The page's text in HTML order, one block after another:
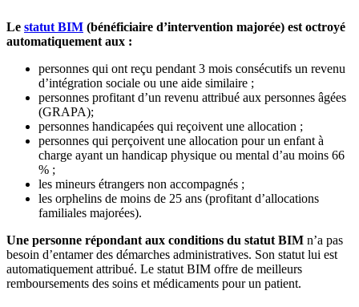
Le statut BIM (bénéficiaire d’intervention majorée) est octroyé
automatiquement aux :
personnes qui ont reçu pendant 3 mois consécutifs un revenu
d’intégration sociale ou une aide similaire ;
personnes profitant d’un revenu attribué aux personnes âgées
(GRAPA);
personnes handicapées qui reçoivent une allocation ;
personnes qui perçoivent une allocation pour un enfant à
charge ayant un handicap physique ou mental d’au moins 66
% ;
les mineurs étrangers non accompagnés ;
les orphelins de moins de 25 ans (profitant d’allocations
familiales majorées).
Une personne répondant aux conditions du statut BIM n’a pas
besoin d’entamer des démarches administratives. Son statut lui est
automatiquement attribué. Le statut BIM offre de meilleurs
remboursements des soins et médicaments pour un patient.